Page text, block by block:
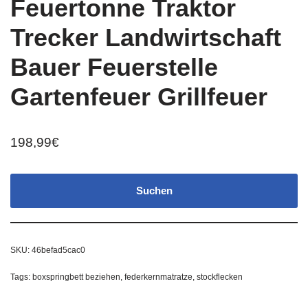
Feuertonne Traktor
Trecker Landwirtschaft
Bauer Feuerstelle
Gartenfeuer Grillfeuer
198,99€
Suchen
SKU: 46befad5cac0
Tags: boxspringbett beziehen, federkernmatratze, stockflecken